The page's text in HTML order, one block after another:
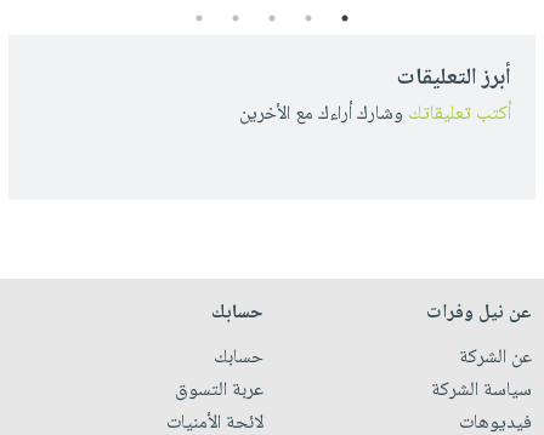
1
2
3
4
5
أبرز التعليقات
أكتب تعليقاتك وشارك أراءك مع الأخرين
عن نيل وفرات
عن الشركة
سياسة الشركة
فيديوهات
حسابك
حسابك
عربة التسوق
لائحة الأمنيات